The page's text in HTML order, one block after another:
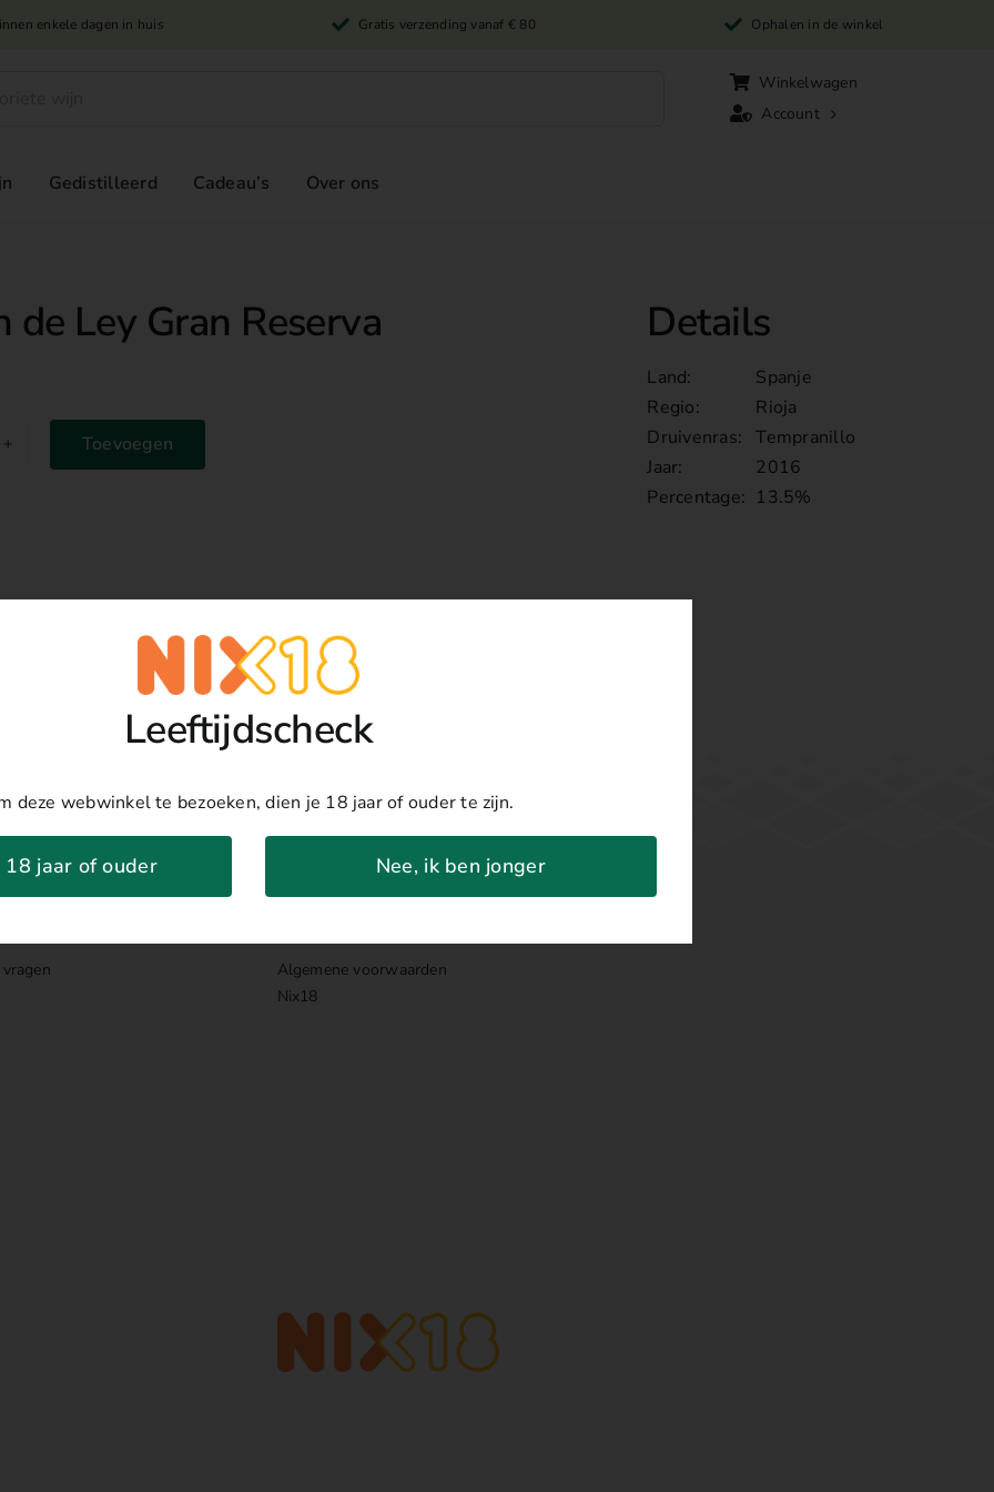
enkele dagen in huis Gratis verzending vanaf € 80 Ophalen in de winkel
Winkelwagen
Account
Gedistilleerd Cadeau’s Over ons
de Ley Gran Reserva
Toevoegen
Details
Land:
Spanje
Regio:
Rioja
Druivenras:
Tempranillo
Jaar:
2016
Percentage: 13.5%
Algemene voorwaarden
Nix18
Leeftijdscheck
deze webwinkel te bezoeken, dien je 18 jaar of ouder te zijn.
18 jaar of ouder Nee, ik ben jonger